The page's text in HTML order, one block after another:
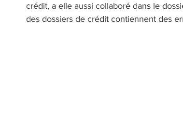
crédit, a elle aussi collaboré dans le
des dossiers de crédit contiennent des